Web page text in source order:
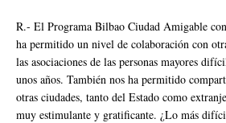
R.- El Programa Bilbao Ciudad Amigable
ha permitido un nivel de colaboración con
las asociaciones de las personas mayores
unos años. También nos ha permitido
otras ciudades, tanto del Estado como
muy estimulante y gratificante. ¿Lo más